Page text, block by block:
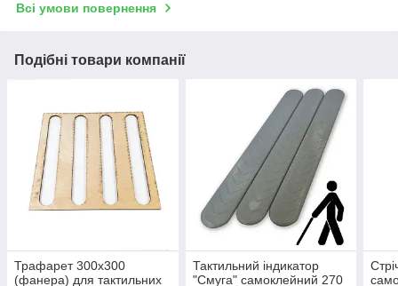
Всі умови повернення
Подібні товари компанії
Трафарет 300х300
(фанера) для тактильних
Тактильний індикатор
"Смуга" самоклейний 270